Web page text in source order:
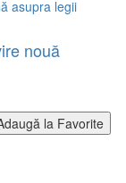
nouă
la Favorite